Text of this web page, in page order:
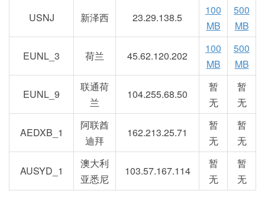
USNJ 新泽西 23.29.138.5
100
MB
500
MB
EUNL_3 荷兰 45.62.120.202
100
MB
500
MB
EUNL_9
联通荷
兰
104.255.68.50
暂
无
暂
无
AEDXB_1
阿联酋
迪拜
162.213.25.71
暂
无
暂
无
AUSYD_1
澳大利
亚悉尼
103.57.167.114
暂
无
暂
无